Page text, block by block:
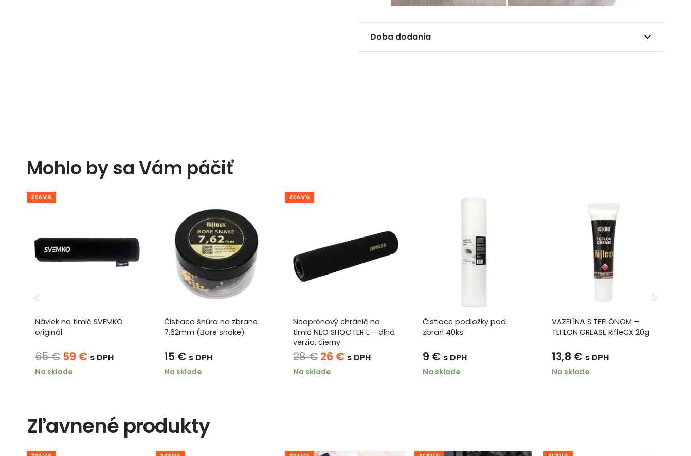
Doba dodania
Mohlo by sa Vám páčiť
ZĽAVA
Návlek na tlmič SVEMKO
originál
65€ Pôvodná
cena
59 €Aktuálna
s DPH
Na sklade
Čistiaca šnúra na zbrane
7,62mm (Bore snake)
15 € s DPH
Na sklade
ZĽAVA
Neoprénový chránič na
tlmič NEO SHOOTER L – dlhá
verzia, čierny
28€ Pôvodná
cena
26 €Aktuálna
s DPH
Na sklade
Čistiace podložky pod
zbraň 40ks
9 € s DPH
Na sklade
VAZELÍNA S TEFLÓNOM –
TEFLON GREASE RifleCX 20g
13,8 € s DPH
Na sklade
Zľavnené produkty